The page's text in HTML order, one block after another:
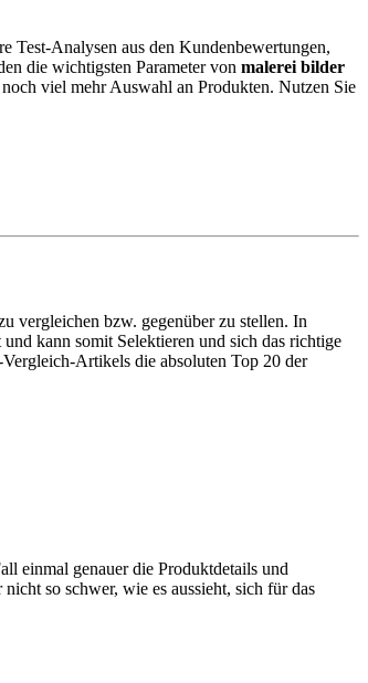
Test-Analysen aus den Kundenbewertungen,
die wichtigsten Parameter von malerei bilder
viel mehr Auswahl an Produkten. Nutzen Sie
vergleichen bzw. gegenüber zu stellen. In
kann somit Selektieren und sich das richtige
Vergleich-Artikels die absoluten Top 20 der
einmal genauer die Produktdetails und
so schwer, wie es aussieht, sich für das